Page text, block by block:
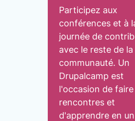
Participez aux
conférences et à
journée de
avec le reste de la
communauté. Un
Drupalcamp est
l'occasion de
rencontres et
d'apprendre en un